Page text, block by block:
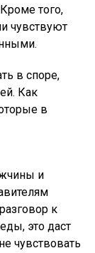
того,
чувствуют
в споре,
Как
в
и
к
это даст
чувствовать